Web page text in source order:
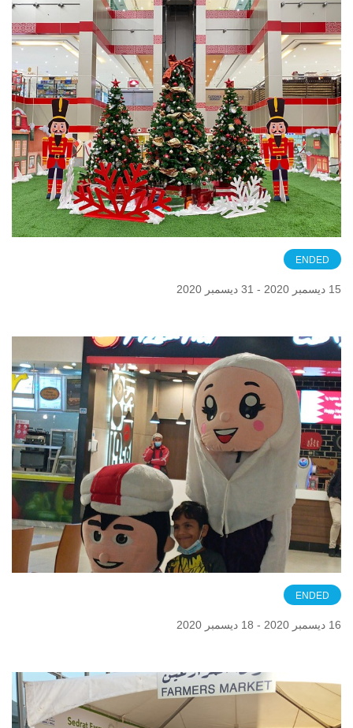
ENDED
15 ديسمبر 2020 - 31 ديسمبر 2020
ENDED
16 ديسمبر 2020 - 18 ديسمبر 2020